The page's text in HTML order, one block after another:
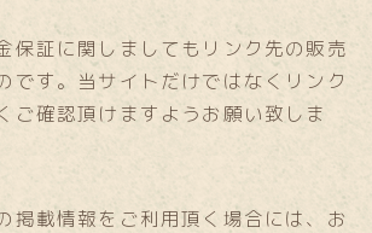
保証に関しましてもリンク先の販売
です。当サイトだけではなくリンク
ご確認頂けますようお願い致しま
掲載情報をご利用頂く場合には、お